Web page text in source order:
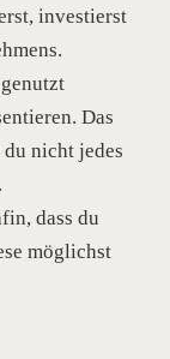
investierst
Das
nicht jedes
dass du
möglichst